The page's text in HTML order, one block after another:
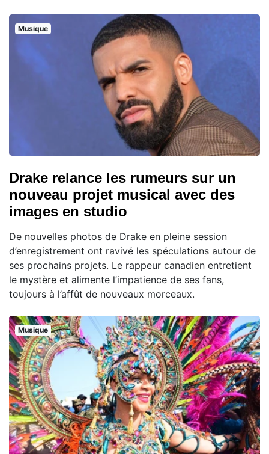
Musique
Drake relance les rumeurs sur un
nouveau projet musical avec des
images en studio
De nouvelles photos de Drake en pleine session
d’enregistrement ont ravivé les spéculations autour de
ses prochains projets. Le rappeur canadien entretient
le mystère et alimente l’impatience de ses fans,
toujours à l’affût de nouveaux morceaux.
Musique